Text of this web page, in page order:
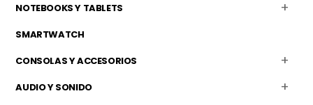
NOTEBOOKS Y TABLETS
SMARTWATCH
CONSOLAS Y ACCESORIOS
AUDIO Y SONIDO